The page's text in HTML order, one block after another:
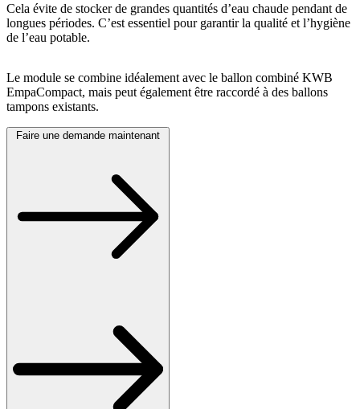
Cela évite de stocker de grandes quantités d’eau chaude pendant de
longues périodes. C’est essentiel pour garantir la qualité et l’hygiène
de l’eau potable.
Le module se combine idéalement avec le ballon combiné KWB
EmpaCompact, mais peut également être raccordé à des ballons
tampons existants.
Faire une demande maintenant